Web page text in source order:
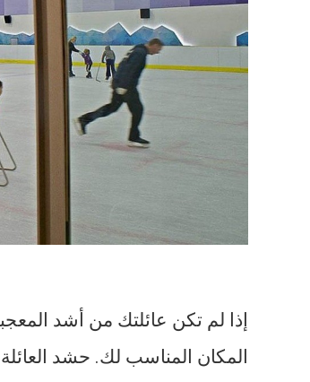
المكان المناسب لك. حشد